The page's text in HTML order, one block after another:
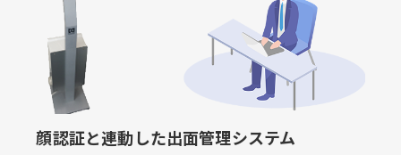
顔認証と連動した出面管理システム